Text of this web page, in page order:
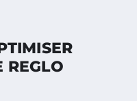
REGLO